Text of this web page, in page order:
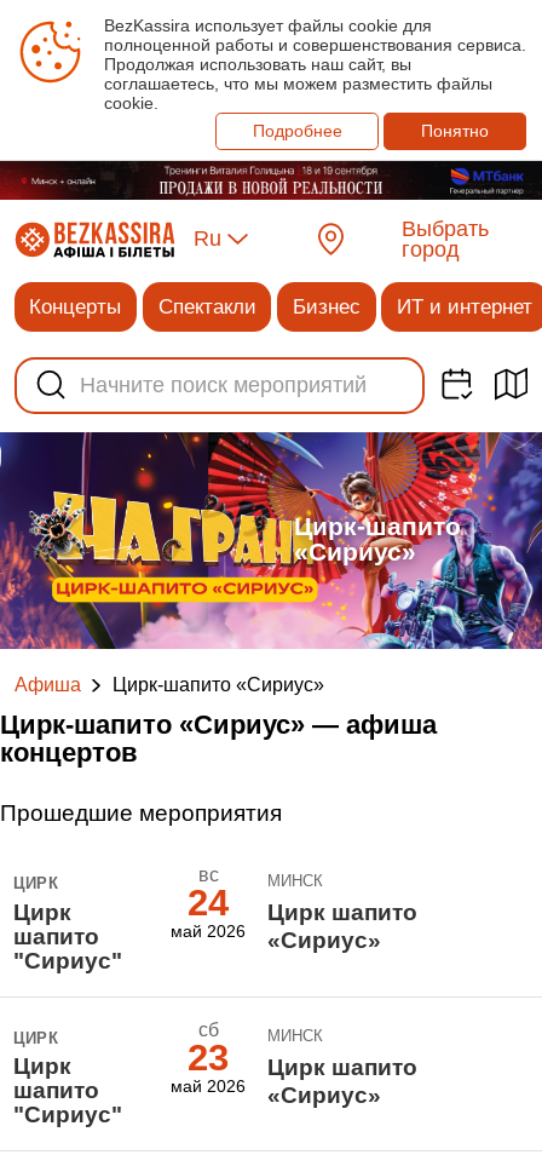
BezKassira использует файлы cookie для
полноценной работы и совершенствования сервиса.
Продолжая использовать наш сайт, вы
соглашаетесь, что мы можем разместить файлы
cookie.
Подробнее
Понятно
Ru
Выбрать
город
Концерты Спектакли Бизнес ИТ и интернет
Цирк-шапито
«Сириус»
Афиша Цирк-шапито «Сириус»
Цирк-шапито «Сириус» — афиша
концертов
Прошедшие мероприятия
ЦИРК
Цирк
шапито
"Сириус"
вс
24
май 2026
МИНСК
Цирк шапито
«Сириус»
ЦИРК
Цирк
шапито
"Сириус"
сб
23
май 2026
МИНСК
Цирк шапито
«Сириус»